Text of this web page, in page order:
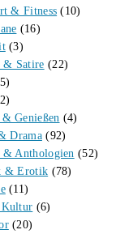
& Fitness (10)
(16)
(3)
& Satire (22)
Genießen (4)
Drama (92)
& Anthologien (52)
& Erotik (78)
(11)
(6)
(20)